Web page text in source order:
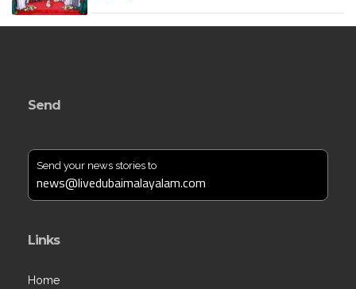
Send
Send your news stories to
news@livedubaimalayalam.com
Links
Home